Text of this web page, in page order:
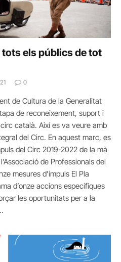
tots els públics de tot
0
de Cultura de la Generalitat
de reconeixement, suport i
català. Així es va veure amb
del Circ. En aquest marc, es
del Circ 2019-2022 de la mà
de Professionals del
mesures d’impuls El Pla
d’onze accions específiques
les oportunitats per a la